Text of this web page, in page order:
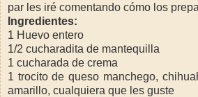
par les iré comentando cómo los
Ingredientes:
1 Huevo entero
1/2 cucharadita de mantequilla
1 cucharada de crema
1 trocito de queso manchego,
amarillo, cualquiera que les guste